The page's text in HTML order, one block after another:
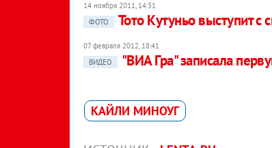
14 ноября 2011, 14:31
ФОТО
Тото Кутуньо выступит
07 февраля 2012, 18:41
ВИДЕО
"ВИА Гра" записала
КАЙЛИ МИНОУГ